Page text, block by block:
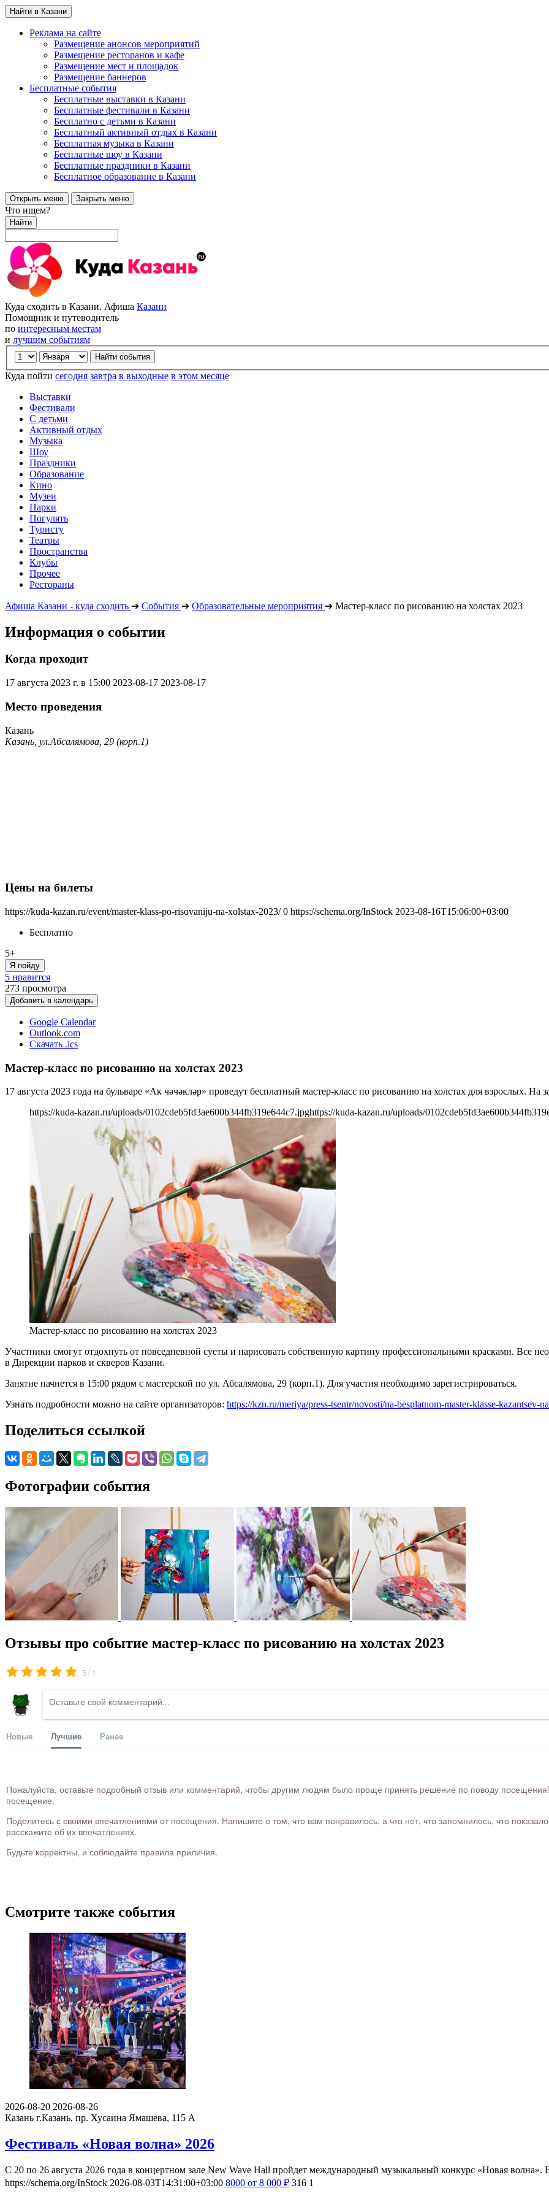
Найти в Казани
Реклама на сайте
Размещение анонсов мероприятий
Размещение ресторанов и кафе
Размещение мест и площадок
Размещение баннеров
Бесплатные события
Бесплатные выставки в Казани
Бесплатные фестивали в Казани
Бесплатно с детьми в Казани
Бесплатный активный отдых в Казани
Бесплатная музыка в Казани
Бесплатные шоу в Казани
Бесплатные праздники в Казани
Бесплатное образование в Казани
Открыть меню Закрыть меню
Что ищем?
Найти
Куда сходить в Казани. Афиша Казани
Помощник и путеводитель
по интересным местам
и лучшим событиям
Куда пойти сегодня завтра в выходные в этом месяце
Выставки
Фестивали
С детьми
Активный отдых
Музыка
Шоу
Праздники
Образование
Кино
Музеи
Парки
Погулять
Туристу
Театры
Пространства
Клубы
Прочее
Рестораны
Афиша Казани - куда сходить ➔ События ➔ Образовательные мероприятия ➔ Мастер-класс по рисованию на холстах 2023
Информация о событии
Когда проходит
17 августа 2023 г. в 15:00 2023-08-17 2023-08-17
Место проведения
Казань
Казань, ул.Абсалямова, 29 (корп.1)
Цены на билеты
https://kuda-kazan.ru/event/master-klass-po-risovaniju-na-xolstax-2023/ 0 https://schema.org/InStock 2023-08-16T15:06:00+03:00
Бесплатно
5+
Я пойду
5 нравится
273 просмотра
Добавить в календарь
Google Calendar
Outlook.com
Скачать .ics
Мастер-класс по рисованию на холстах 2023
17 августа 2023 года на бульваре «Ак чәчәкләр» проведут бесплатный мастер-класс по рисованию на холстах для взрослых. На
https://kuda-kazan.ru/uploads/0102cdeb5fd3ae600b344fb319e644c7.jpghttps://kuda-kazan.ru/uploads/
Мастер-класс по рисованию на холстах 2023
Участники смогут отдохнуть от повседневной суеты и нарисовать собственную картину профессиональными красками. Все
в Дирекции парков и скверов Казани.
Занятие начнется в 15:00 рядом с мастерской по ул. Абсалямова, 29 (корп.1). Для участия необходимо зарегистрироваться.
Узнать подробности можно на сайте организаторов: https://kzn.ru/meriya/press-tsentr/novosti/na-besplatnom-master-klasse-kazantsev-
Поделиться ссылкой
Фотографии события
Отзывы про событие мастер-класс по рисованию на холстах 2023
5 / 1
Новые Лучшие Ранее
Пожалуйста, оставьте подробный отзыв или комментарий, чтобы другим людям было проще принять решение по поводу посещения!
посещение.
Поделитесь с своими впечатлениями от посещения. Напишите о том, что вам понравилось, а что нет, что запомнилось, что
расскажите об их впечатлениях.
Будьте корректны, и соблюдайте правила приличия.
Смотрите также события
2026-08-20 2026-08-26
Казань г.Казань, пр. Хусаина Ямашева, 115 A
Фестиваль «Новая волна» 2026
С 20 по 26 августа 2026 года в концертном зале New Wave Hall пройдет международный музыкальный конкурс «Новая волна».
https://schema.org/InStock 2026-08-03T14:31:00+03:00 8000 от 8 000 ₽ 316 1